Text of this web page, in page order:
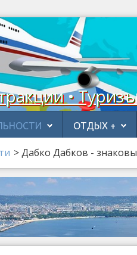
•
ОТДЫХ +
>Дабко Дабков -